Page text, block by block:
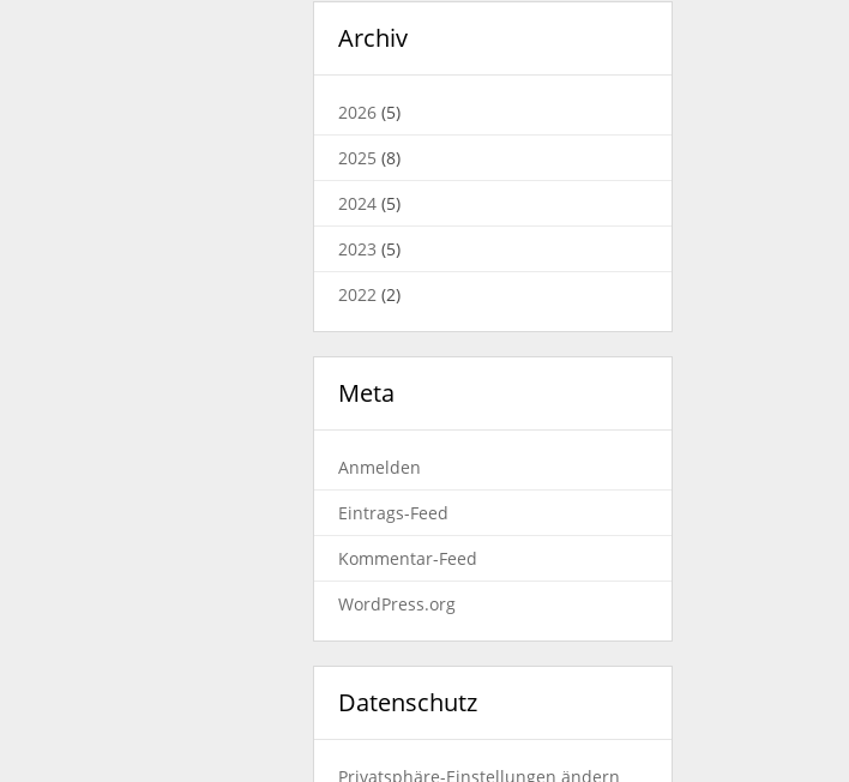
Archiv
2026 (5)
2025 (8)
2024 (5)
2023 (5)
2022 (2)
Meta
Anmelden
Eintrags-Feed
Kommentar-Feed
WordPress.org
Datenschutz
Privatsphäre-Einstellungen ändern